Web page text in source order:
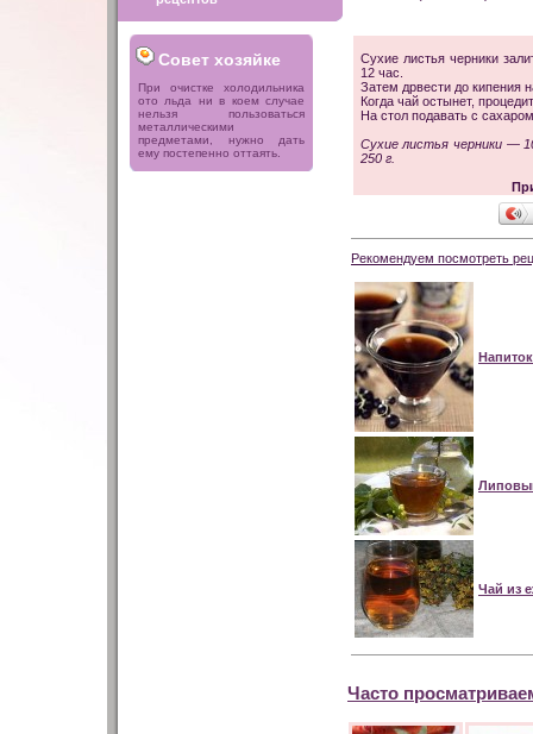
Совет хозяйке
При очистке холодильника
ото льда ни в коем случае
нельзя пользоваться
металлическими
предметами, нужно дать
ему постепенно оттаять.
Сухие листья черники
12 час.
Затем дрвести до кипения
Когда чай остынет,
На стол подавать с
Сухие листья черники —
250 г.
Рекомендуем посмотреть
Чай из
Часто